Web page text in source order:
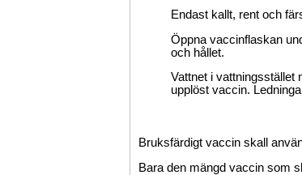
Endast kallt, rent och
Öppna vaccinflaskan
och hållet.
Vattnet i vattningsstället
upplöst vaccin.
Bruksfärdigt vaccin skall
Bara den mängd vaccin som